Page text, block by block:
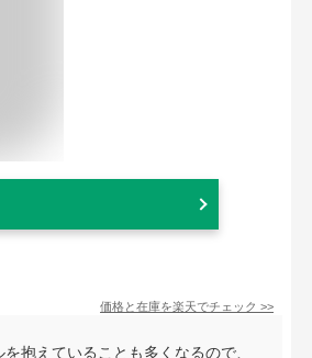
価格と在庫を楽天でチェック >>
抱えていることも多くなるので、